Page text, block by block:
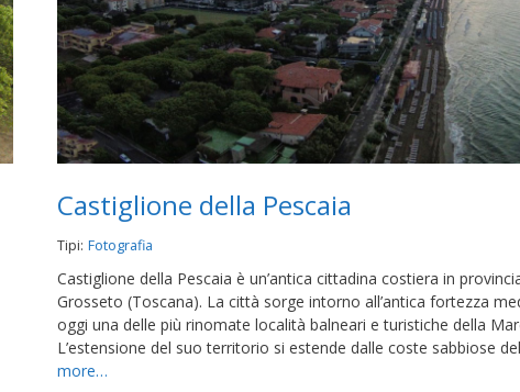
Castiglione della Pescaia
Tipi: Fotografia
Castiglione della Pescaia è un’antica cittadina costiera in
Grosseto (Toscana). La città sorge intorno all’antica fortezza
oggi una delle più rinomate località balneari e turistiche della
L’estensione del suo territorio si estende dalle coste sabbiose
more…